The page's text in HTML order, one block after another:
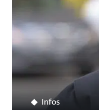
Infos